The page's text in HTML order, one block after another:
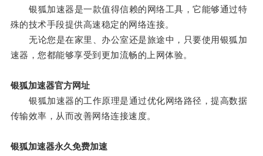
银狐加速器是一款值得信赖的网络工具，它能够通过特
殊的技术手段提供高速稳定的网络连接。
无论您是在家里、办公室还是旅途中，只要使用银狐加
速器，您都能够享受到更加流畅的上网体验。
银狐加速器官方网址
银狐加速器的工作原理是通过优化网络路径，提高数据
传输效率，从而改善网络连接速度。
银狐加速器永久免费加速